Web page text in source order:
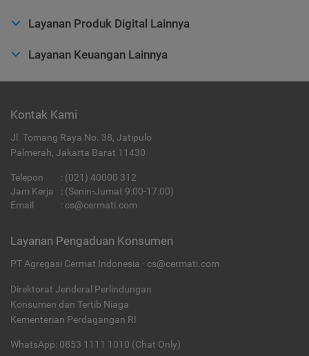
Layanan Produk Digital Lainnya
Layanan Keuangan Lainnya
Kontak Kami
Jl. Tomang Raya No. 38, Jatipulo
Palmerah, Jakarta Barat 11430
Telepon : (021) 40000 312
Jam Kerja
: (Senin-Jumat 9:00-17:00)
Email
: cs@cermati.com
Layanan Pengaduan Konsumen
PT Agregasi Cermat Indonesia - cs@cermati.com
Direktorat Jenderal Perlindungan
Konsumen dan Tertib Niaga
Kementerian Perdagangan RI
WhatsApp: 0853 1111 1010 (Chat Only)